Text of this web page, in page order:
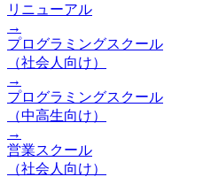
リニューアル
→
プログラミングスクール
（社会人向け）
→
プログラミングスクール
（中高生向け）
→
営業スクール
（社会人向け）